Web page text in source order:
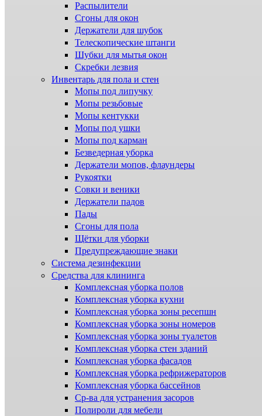
Распылители
Сгоны для окон
Держатели для шубок
Телескопические штанги
Шубки для мытья окон
Скребки лезвия
Инвентарь для пола и стен
Мопы под липучку
Мопы резьбовые
Мопы кентукки
Мопы под ушки
Мопы под карман
Безведерная уборка
Держатели мопов, флаундеры
Рукоятки
Совки и веники
Держатели падов
Пады
Сгоны для пола
Щётки для уборки
Предупреждающие знаки
Система дезинфекции
Cредства для клининга
Комплексная уборка полов
Комплексная уборка кухни
Комплексная уборка зоны ресепшн
Комплексная уборка зоны номеров
Комплексная уборка зоны туалетов
Комплексная уборка стен зданий
Комплексная уборка фасадов
Комплексная уборка рефрижераторов
Комплексная уборка бассейнов
Ср-ва для устранения засоров
Полироли для мебели